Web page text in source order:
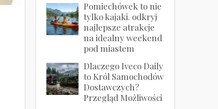
Pomiechówek to nie
tylko kajaki. odkryj
najlepsze atrakcje
na idealny weekend
pod miastem
Dlaczego Iveco Daily
to Król Samochodów
Dostawczych?
Przegląd Możliwości